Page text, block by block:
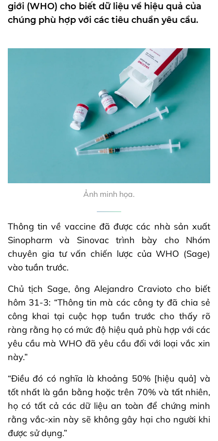
giới (WHO) cho biết dữ liệu về hiệu quả của
chúng phù hợp với các tiêu chuẩn yêu cầu.
Ảnh minh họa.
Thông tin về vaccine đã được các nhà sản xuất
Sinopharm và Sinovac trình bày cho Nhóm
chuyên gia tư vấn chiến lược của WHO (Sage)
vào tuần trước.
Chủ tịch Sage, ông Alejandro Cravioto cho biết
hôm 31-3: “Thông tin mà các công ty đã chia sẻ
công khai tại cuộc họp tuần trước cho thấy rõ
ràng rằng họ có mức độ hiệu quả phù hợp với các
yêu cầu mà WHO đã yêu cầu đối với loại vắc xin
này.”
“Điều đó có nghĩa là khoảng 50% [hiệu quả] và
tốt nhất là gần bằng hoặc trên 70% và tất nhiên,
họ có tất cả các dữ liệu an toàn để chứng minh
rằng vắc-xin này sẽ không gây hại cho người khi
được sử dụng.”